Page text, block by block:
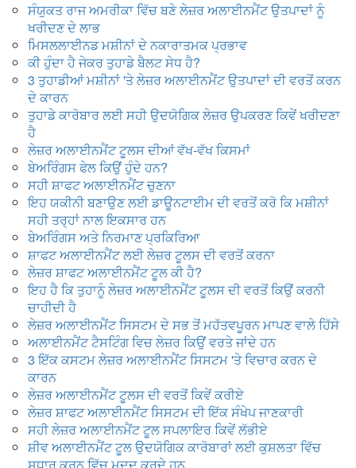
ਸੰਯੁਕਤ ਰਾਜ ਅਮਰੀਕਾ ਵਿੱਚ ਬਣੇ ਲੇਜ਼ਰ ਅਲਾਈਨਮੈਂਟ ਉਤਪਾਦਾਂ ਨੂੰ
ਖਰੀਦਣ ਦੇ ਲਾਭ
ਮਿਸਲਲਾਈਨਡ ਮਸ਼ੀਨਾਂ ਦੇ ਨਕਾਰਾਤਮਕ ਪ੍ਰਭਾਵ
ਕੀ ਹੁੰਦਾ ਹੈ ਜੇਕਰ ਤੁਹਾਡੇ ਬੈਲਟ ਸੇਧ ਹੈ?
3 ਤੁਹਾਡੀਆਂ ਮਸ਼ੀਨਾਂ 'ਤੇ ਲੇਜ਼ਰ ਅਲਾਈਨਮੈਂਟ ਉਤਪਾਦਾਂ ਦੀ ਵਰਤੋਂ ਕਰਨ
ਦੇ ਕਾਰਨ
ਤੁਹਾਡੇ ਕਾਰੋਬਾਰ ਲਈ ਸਹੀ ਉਦਯੋਗਿਕ ਲੇਜ਼ਰ ਉਪਕਰਣ ਕਿਵੇਂ ਖਰੀਦਣਾ
ਹੈ
ਲੇਜ਼ਰ ਅਲਾਈਨਮੈਂਟ ਟੂਲਸ ਦੀਆਂ ਵੱਖ-ਵੱਖ ਕਿਸਮਾਂ
ਬੇਅਰਿੰਗਸ ਫੇਲ ਕਿਉਂ ਹੁੰਦੇ ਹਨ?
ਸਹੀ ਸ਼ਾਫਟ ਅਲਾਈਨਮੈਂਟ ਚੁਣਨਾ
ਇਹ ਯਕੀਨੀ ਬਣਾਉਣ ਲਈ ਡਾਊਨਟਾਈਮ ਦੀ ਵਰਤੋਂ ਕਰੋ ਕਿ ਮਸ਼ੀਨਾਂ
ਸਹੀ ਤਰ੍ਹਾਂ ਨਾਲ ਇਕਸਾਰ ਹਨ
ਬੇਅਰਿੰਗਸ ਅਤੇ ਨਿਰਮਾਣ ਪ੍ਰਕਿਰਿਆ
ਸ਼ਾਫਟ ਅਲਾਈਨਮੈਂਟ ਲਈ ਲੇਜ਼ਰ ਟੂਲਸ ਦੀ ਵਰਤੋਂ ਕਰਨਾ
ਲੇਜ਼ਰ ਸ਼ਾਫਟ ਅਲਾਈਨਮੈਂਟ ਟੂਲ ਕੀ ਹੈ?
ਇਹ ਹੈ ਕਿ ਤੁਹਾਨੂੰ ਲੇਜ਼ਰ ਅਲਾਈਨਮੈਂਟ ਟੂਲਸ ਦੀ ਵਰਤੋਂ ਕਿਉਂ ਕਰਨੀ
ਚਾਹੀਦੀ ਹੈ
ਲੇਜ਼ਰ ਅਲਾਈਨਮੈਂਟ ਸਿਸਟਮ ਦੇ ਸਭ ਤੋਂ ਮਹੱਤਵਪੂਰਨ ਮਾਪਣ ਵਾਲੇ ਹਿੱਸੇ
ਅਲਾਈਨਮੈਂਟ ਟੈਸਟਿੰਗ ਵਿਚ ਲੇਜ਼ਰ ਕਿਉਂ ਵਰਤੇ ਜਾਂਦੇ ਹਨ
3 ਇੱਕ ਕਸਟਮ ਲੇਜ਼ਰ ਅਲਾਈਨਮੈਂਟ ਸਿਸਟਮ 'ਤੇ ਵਿਚਾਰ ਕਰਨ ਦੇ
ਕਾਰਨ
ਲੇਜ਼ਰ ਅਲਾਈਨਮੈਂਟ ਟੂਲਸ ਦੀ ਵਰਤੋਂ ਕਿਵੇਂ ਕਰੀਏ
ਲੇਜ਼ਰ ਸ਼ਾਫਟ ਅਲਾਈਨਮੈਂਟ ਸਿਸਟਮ ਦੀ ਇੱਕ ਸੰਖੇਪ ਜਾਣਕਾਰੀ
ਸਹੀ ਲੇਜ਼ਰ ਅਲਾਈਨਮੈਂਟ ਟੂਲ ਸਪਲਾਇਰ ਕਿਵੇਂ ਲੱਭੀਏ
ਸ਼ੀਵ ਅਲਾਈਨਮੈਂਟ ਟੂਲ ਉਦਯੋਗਿਕ ਕਾਰੋਬਾਰਾਂ ਲਈ ਕੁਸ਼ਲਤਾ ਵਿੱਚ